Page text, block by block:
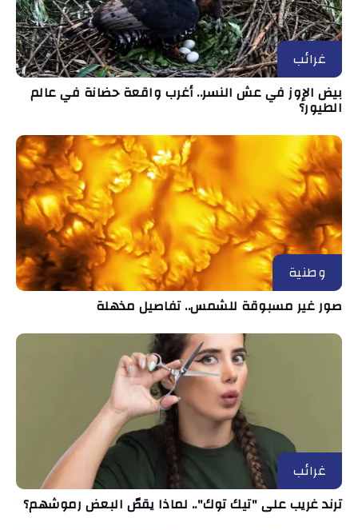
غرائب
بيض الإوز في عش النسر.. أغرب واقعة حضانة في عالم
الطيور؟
وطنية
صور غير مسبوقة للشمس.. تفاصيل مذهلة
غرائب
ترند غريب على "تيك توك".. لماذا يقصّ البعض رموشهم؟